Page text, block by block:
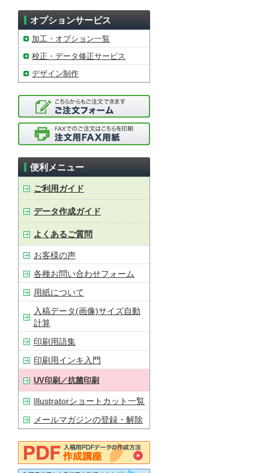
オプションサービス
加工・オプション一覧
校正・データ修正サービス
デザイン制作
便利メニュー
ご利用ガイド
データ作成ガイド
よくあるご質問
お客様の声
各種お問い合わせフォーム
用紙について
入稿データ(画像)サイズ自動
計算
印刷用語集
印刷用インキ入門
UV印刷／抗菌印刷
Illustratorショートカット一覧
メールマガジンの登録・解除